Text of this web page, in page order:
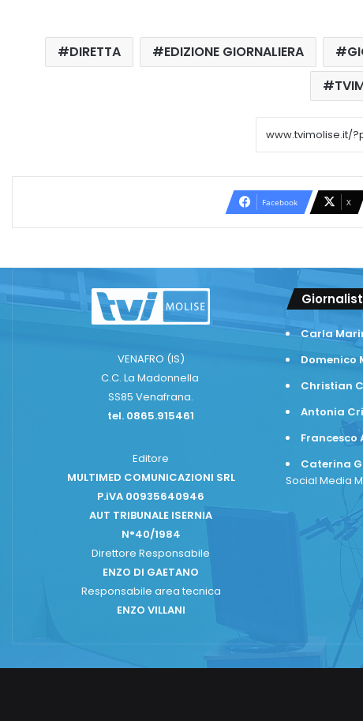
DIRETTA EDIZIONE GIORNALIERA
Facebook X
VENAFRO (IS)
C.C. La Madonnella
SS85 Venafrana.
tel. 0865.915461
Editore
MULTIMED COMUNICAZIONI SRL
P.iVA 00935640946
AUT TRIBUNALE ISERNIA
N°40/1984
Direttore Responsabile
ENZO DI GAETANO
Responsabile area tecnica
ENZO VILLANI
Carla
Domenico
Christian
Antonia
Francesco
Caterina
Social Media